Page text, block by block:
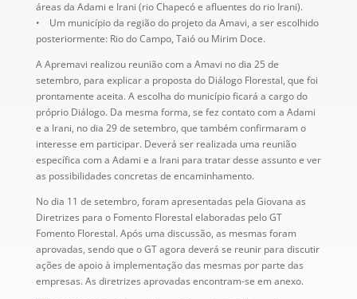
áreas da Adami e Irani (rio Chapecó e afluentes do rio Irani).
• Um município da região do projeto da Amavi, a ser escolhido
posteriormente: Rio do Campo, Taió ou Mirim Doce.
A Apremavi realizou reunião com a Amavi no dia 25 de
setembro, para explicar a proposta do Diálogo Florestal, que foi
prontamente aceita. A escolha do município ficará a cargo do
próprio Diálogo. Da mesma forma, se fez contato com a Adami
e a Irani, no dia 29 de setembro, que também confirmaram o
interesse em participar. Deverá ser realizada uma reunião
específica com a Adami e a Irani para tratar desse assunto e ver
as possibilidades concretas de encaminhamento.
No dia 11 de setembro, foram apresentadas pela Giovana as
Diretrizes para o Fomento Florestal elaboradas pelo GT
Fomento Florestal. Após uma discussão, as mesmas foram
aprovadas, sendo que o GT agora deverá se reunir para discutir
ações de apoio à implementação das mesmas por parte das
empresas. As diretrizes aprovadas encontram-se em anexo.